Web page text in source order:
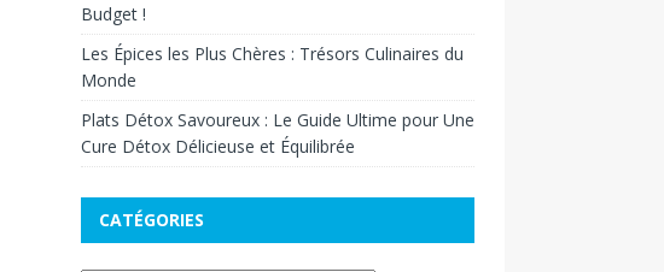
Budget !
Les Épices les Plus Chères : Trésors Culinaires du
Monde
Plats Détox Savoureux : Le Guide Ultime pour Une
Cure Détox Délicieuse et Équilibrée
CATÉGORIES